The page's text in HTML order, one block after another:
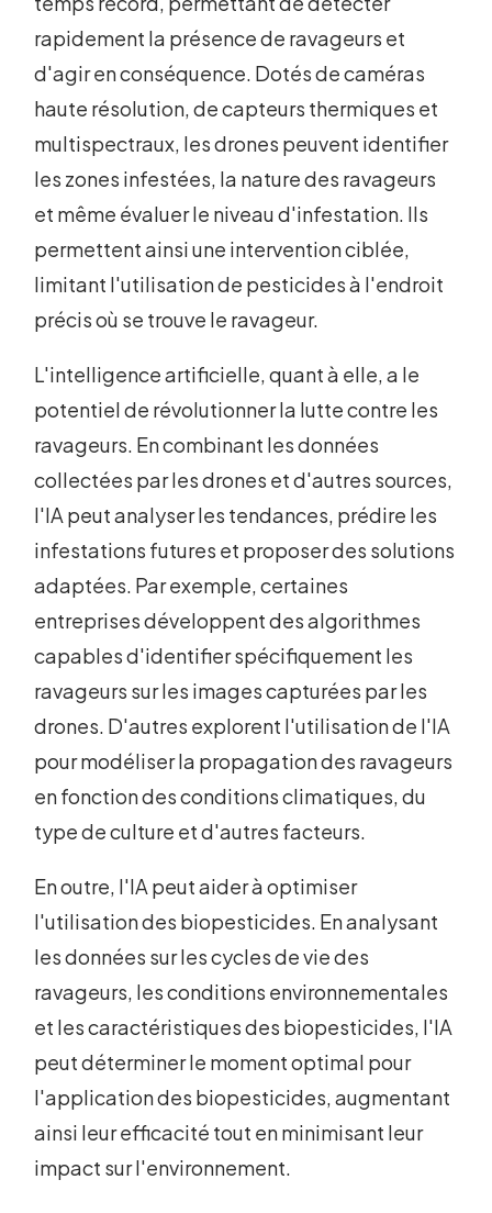
rapidement la présence de ravageurs et
d'agir en conséquence. Dotés de caméras
haute résolution, de capteurs thermiques et
multispectraux, les drones peuvent identifier
les zones infestées, la nature des ravageurs
et même évaluer le niveau d'infestation. Ils
permettent ainsi une intervention ciblée,
limitant l'utilisation de pesticides à l'endroit
précis où se trouve le ravageur.
L'intelligence artificielle, quant à elle, a le
potentiel de révolutionner la lutte contre les
ravageurs. En combinant les données
collectées par les drones et d'autres sources,
l'IA peut analyser les tendances, prédire les
infestations futures et proposer des solutions
adaptées. Par exemple, certaines
entreprises développent des algorithmes
capables d'identifier spécifiquement les
ravageurs sur les images capturées par les
drones. D'autres explorent l'utilisation de l'IA
pour modéliser la propagation des ravageurs
en fonction des conditions climatiques, du
type de culture et d'autres facteurs.
En outre, l'IA peut aider à optimiser
l'utilisation des biopesticides. En analysant
les données sur les cycles de vie des
ravageurs, les conditions environnementales
et les caractéristiques des biopesticides, l'IA
peut déterminer le moment optimal pour
l'application des biopesticides, augmentant
ainsi leur efficacité tout en minimisant leur
impact sur l'environnement.